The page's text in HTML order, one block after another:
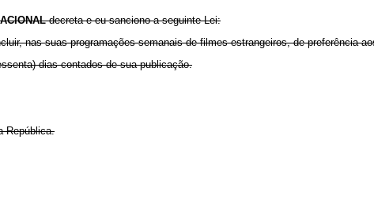
decreta e eu sanciono a seguinte Lei:
nas suas programações semanais de filmes estrangeiros, de preferência
dias contados de sua publicação.
República.